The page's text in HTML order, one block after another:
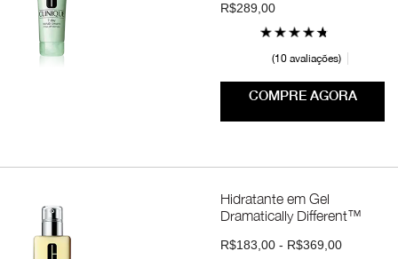
R$289,00
10 avaliações
COMPRE AGORA
Hidratante em Gel
Dramatically Different™
R$183,00 - R$369,00